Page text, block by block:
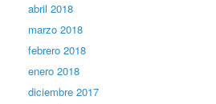
abril 2018
marzo 2018
febrero 2018
enero 2018
diciembre 2017